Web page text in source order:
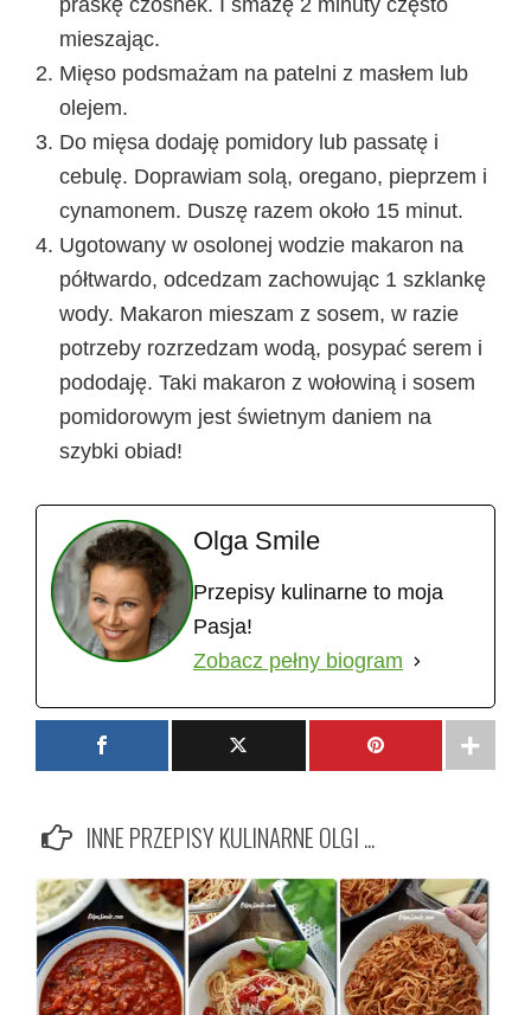
mieszając.
Mięso podsmażam na patelni z masłem lub
olejem.
Do mięsa dodaję pomidory lub passatę i
cebulę. Doprawiam solą, oregano, pieprzem i
cynamonem. Duszę razem około 15 minut.
Ugotowany w osolonej wodzie makaron na
półtwardo, odcedzam zachowując 1 szklankę
wody. Makaron mieszam z sosem, w razie
potrzeby rozrzedzam wodą, posypać serem i
pododaję. Taki makaron z wołowiną i sosem
pomidorowym jest świetnym daniem na
szybki obiad!
Olga Smile
Przepisy kulinarne to moja
Pasja!
Zobacz pełny biogram
INNE PRZEPISY KULINARNE OLGI ...